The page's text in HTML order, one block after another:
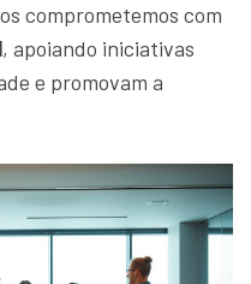
comprometemos com
, apoiando iniciativas
e promovam a